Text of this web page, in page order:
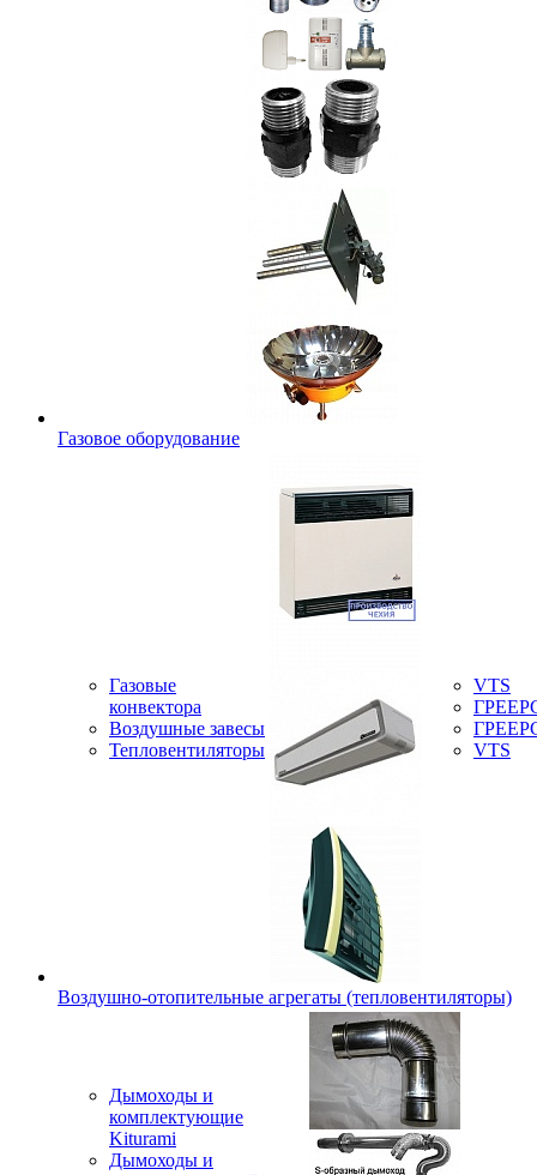
Газовое оборудование
Газовые
конвектора
Воздушные завесы
Тепловентиляторы
VTS
VTS
Воздушно-отопительные агрегаты (тепловентиляторы)
Дымоходы и
комплектующие
Kiturami
Дымоходы и